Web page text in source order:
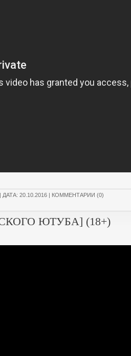
| ДАТА: 20.10.2016 | КОММЕНТАРИИ (0)
ЮТУБА] (18+)